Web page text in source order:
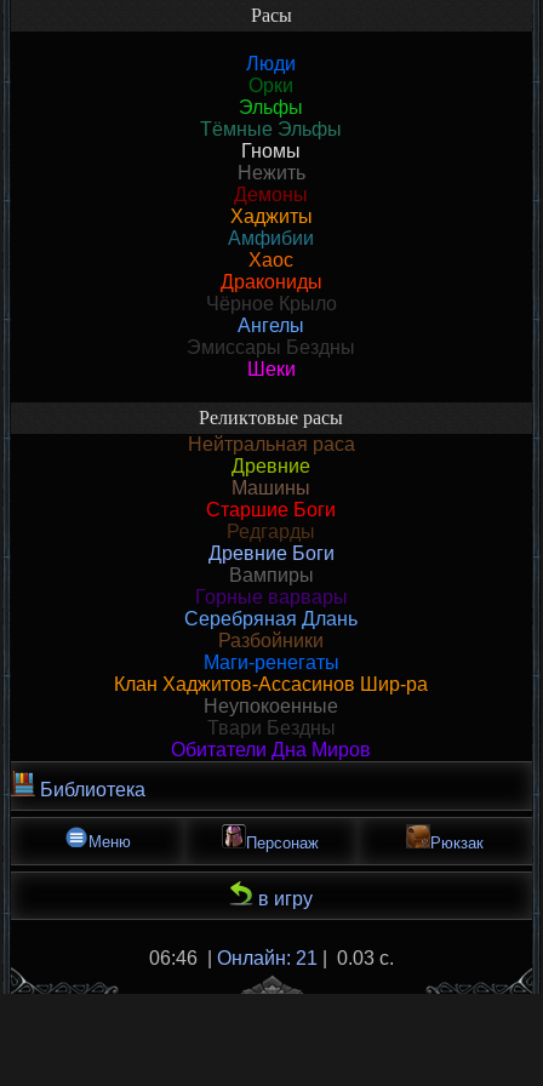
Расы
Люди
Орки
Эльфы
Тёмные Эльфы
Гномы
Нежить
Демоны
Хаджиты
Амфибии
Хаос
Дракониды
Чёрное Крыло
Ангелы
Эмиссары Бездны
Шеки
Реликтовые расы
Нейтральная раса
Древние
Машины
Старшие Боги
Редгарды
Древние Боги
Вампиры
Горные варвары
Серебряная Длань
Разбойники
Маги-ренегаты
Клан Хаджитов-Ассасинов Шир-ра
Неупокоенные
Твари Бездны
Обитатели Дна Миров
Библиотека
Меню Персонаж Рюкзак
в игру
06:46 | Онлайн: 21 | 0.03 с.